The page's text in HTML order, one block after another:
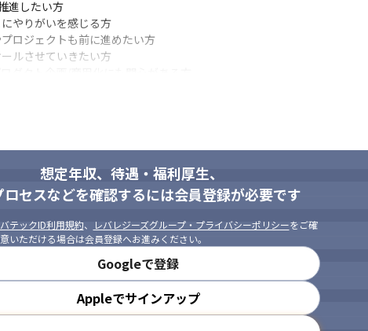
ニアで、データ分析やデータ活用・AI等に興味があり、また積極的に新
進したい方
やりがいを感じる方
ロジェクトも前に進めたい方
ルさせていきたい方
想定年収、待遇・福利厚生、
ロセスなどを確認するには会員登録が必要です
テックID利用規約、 レバレジーズグループ・プライバシーポリシーをご確
いただける場合は会員登録へお進みください。
Googleで登録
Appleでサインアップ